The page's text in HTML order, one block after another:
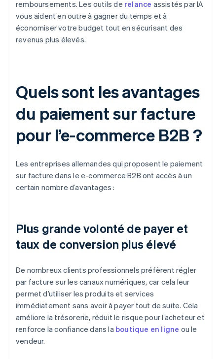
remboursements. Les outils de relance assistés par IA
vous aident en outre à gagner du temps et à
économiser votre budget tout en sécurisant des
revenus plus élevés.
Quels sont les avantages
du paiement sur facture
pour l’e-commerce B2B ?
Les entreprises allemandes qui proposent le paiement
sur facture dans le e-commerce B2B ont accès à un
certain nombre d’avantages :
Plus grande volonté de payer et
taux de conversion plus élevé
De nombreux clients professionnels préfèrent régler
par facture sur les canaux numériques, car cela leur
permet d’utiliser les produits et services
immédiatement sans avoir à payer tout de suite. Cela
améliore la trésorerie, réduit le risque pour l’acheteur et
renforce la confiance dans la boutique en ligne ou le
vendeur.